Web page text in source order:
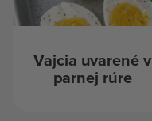
Vajcia uvarené v
parnej rúre